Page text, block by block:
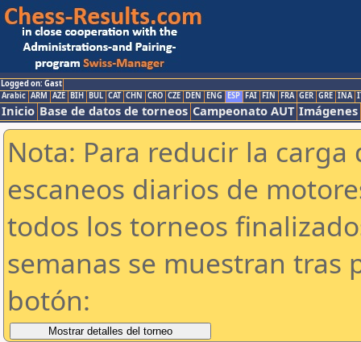
Logged on: Gast
Arabic ARM AZE BIH BUL CAT CHN CRO CZE DEN ENG ESP FAI FIN FRA GER GRE INA
Inicio Base de datos de torneos Campeonato AUT Imágenes
Nota: Para reducir la
escaneos diarios de
todos los torneos
semanas se muestran tras
botón: